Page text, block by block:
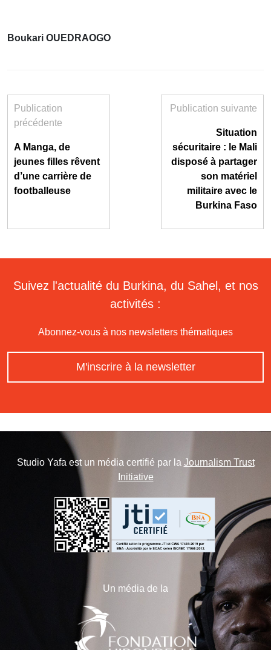
Boukari OUEDRAOGO
Publication
précédente
A Manga, de
jeunes filles rêvent
d’une carrière de
footballeuse
Publication suivante
Situation
sécuritaire : le Mali
disposé à partager
son matériel
militaire avec le
Burkina Faso
Suivez l'actualité du Burkina, du Sahel, et nos
activités :
Abonnez-vous à nos newsletters thématiques
M'inscrire à la newsletter
Studio Yafa est un média certifié par la Journalism Trust
Initiative
Un média de la